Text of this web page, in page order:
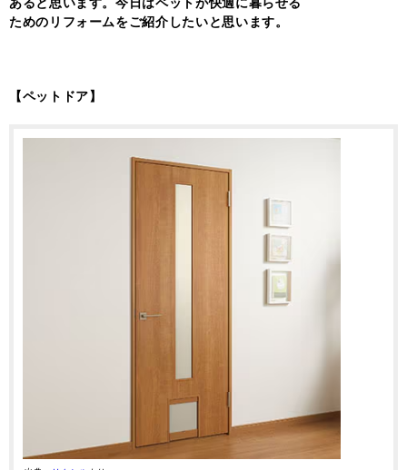
あると思います。今日はペットが快適に暮らせる
ためのリフォームをご紹介したいと思います。
【ペットドア】